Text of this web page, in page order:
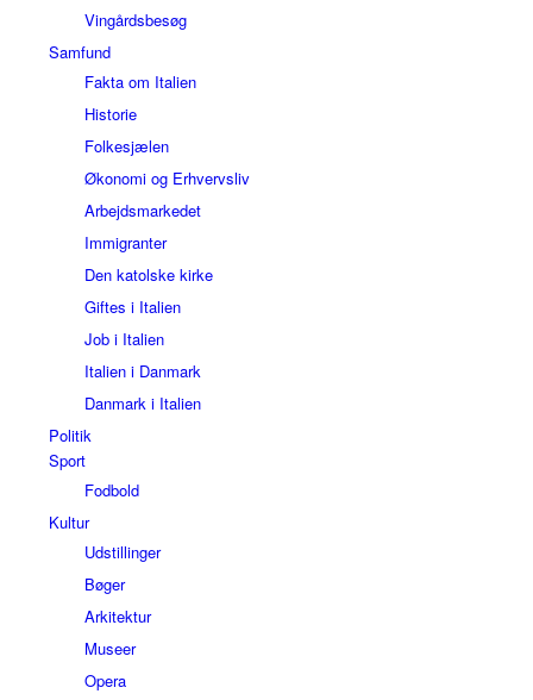
Vingårdsbesøg
Samfund
Fakta om Italien
Historie
Folkesjælen
Økonomi og Erhvervsliv
Arbejdsmarkedet
Immigranter
Den katolske kirke
Giftes i Italien
Job i Italien
Italien i Danmark
Danmark i Italien
Politik
Sport
Fodbold
Kultur
Udstillinger
Bøger
Arkitektur
Museer
Opera